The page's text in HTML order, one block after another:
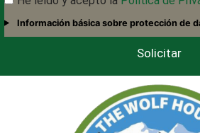
Información básica sobre protección de
Solicitar